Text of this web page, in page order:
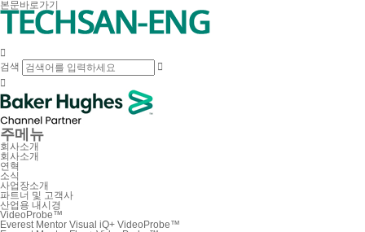
본문바로가기

검색


주메뉴
회사소개
회사소개
연혁
소식
사업장소개
파트너 및 고객사
산업용 내시경
VideoProbe™
Everest Mentor Visual iQ+ VideoProbe™